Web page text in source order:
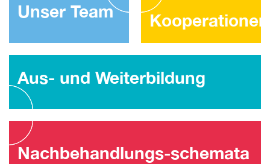
Unser Team Kooperationen
Aus- und Weiterbildung
Nachbehandlungs-schemata